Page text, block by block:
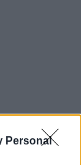
Personal
a